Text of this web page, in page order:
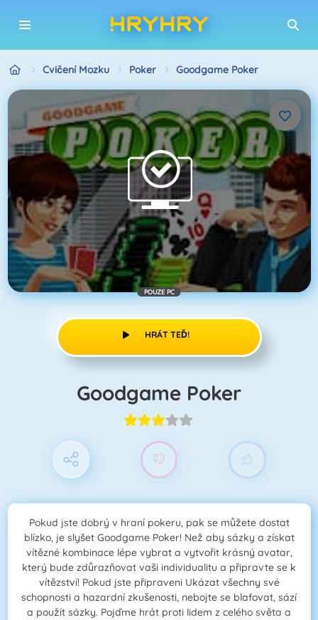
Cvičení Mozku Poker Goodgame Poker
POUZE PC
HRÁT TEĎ!
Goodgame Poker
Pokud jste dobrý v hraní pokeru, pak se můžete dostat
blízko, je slyšet Goodgame Poker! Než aby sázky a získat
vítězné kombinace lépe vybrat a vytvořit krásný avatar,
který bude zdůrazňovat vaši individualitu a připravte se k
vítězství! Pokud jste připraveni Ukázat všechny své
schopnosti a hazardní zkušenosti, nebojte se blafovat, sází
a použít sázky. Pojďme hrát proti lidem z celého světa a